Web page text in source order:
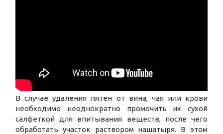
В случае удаления пятен от вина, чая или крови
необходимо неоднократно промочить их сухой
салфеткой для впитывания веществ, после чего
обработать участок раствором нашатыря. В этом